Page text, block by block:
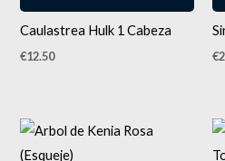
Caulastrea Hulk 1 Cabeza
€12.50 €